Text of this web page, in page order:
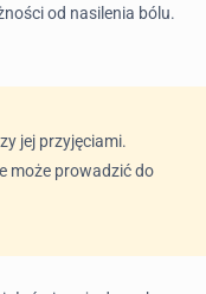
od nasilenia bólu.
jej przyjęciami.
może prowadzić do